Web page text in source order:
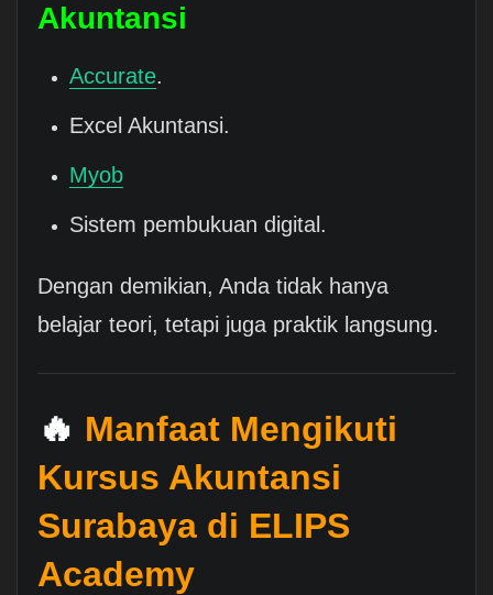
Akuntansi
Accurate.
Excel Akuntansi.
Myob
Sistem pembukuan digital.
Dengan demikian, Anda tidak hanya
belajar teori, tetapi juga praktik langsung.
🔥 Manfaat Mengikuti
Kursus Akuntansi
Surabaya di ELIPS
Academy